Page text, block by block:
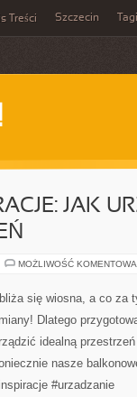
Treści Szczecin Tagi
JAK
MOŻLIWOŚĆ
się wiosna, a co za
Dlatego
idealną
nasze
#urzadzanie